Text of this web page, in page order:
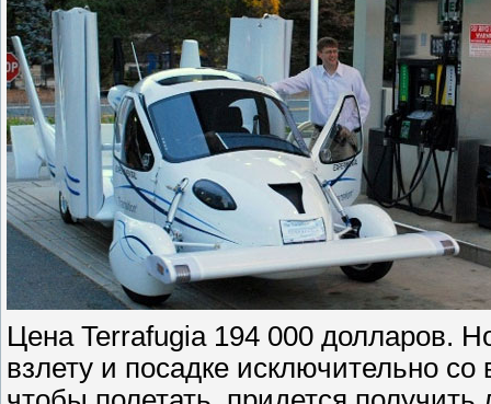
Цена Terrafugia 194 000 долларов.
взлету и посадке исключительно